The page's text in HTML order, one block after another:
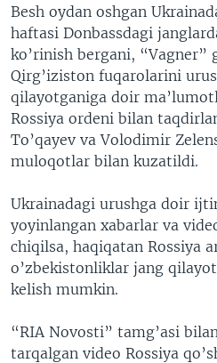
Besh oydan oshgan
haftasi Donbassdagi
ko’rinish bergani, “Vagner”
Qirg’iziston fuqarolarini
qilayotganiga doir
Rossiya ordeni bilan
To’qayev va Volodimir
muloqotlar bilan kuzatildi.
Ukrainadagi urushga doir
yoyinlangan xabarlar va
chiqilsa, haqiqatan Rossiya
o’zbekistonliklar jang
kelish mumkin.
“RIA Novosti” tamg’asi
tarqalgan video Rossiya